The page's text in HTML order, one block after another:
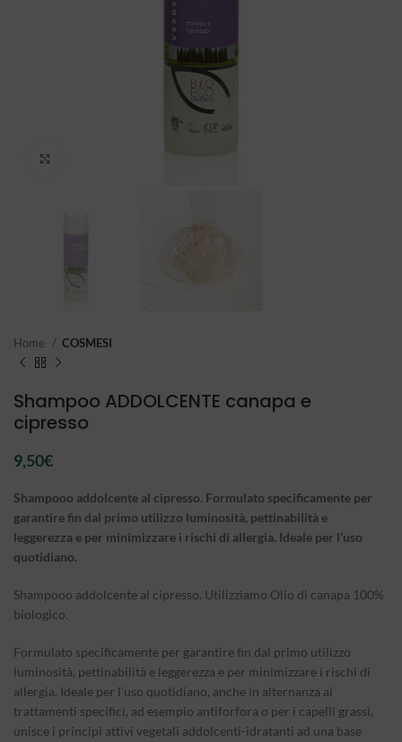
Home COSMESI
Shampoo ADDOLCENTE canapa e
cipresso
9,50€
Shampooo addolcente al cipresso. Formulato specificamente per
garantire fin dal primo utilizzo luminosità, pettinabilità e
leggerezza e per minimizzare i rischi di allergia. Ideale per l’uso
quotidiano.
Shampooo addolcente al cipresso. Utilizziamo Olio di canapa 100%
biologico.
Formulato specificamente per garantire fin dal primo utilizzo
luminosità, pettinabilità e leggerezza e per minimizzare i rischi di
allergia. Ideale per l’uso quotidiano, anche in alternanza ai
trattamenti specifici, ad esempio antiforfora o per i capelli grassi,
unisce i principi attivi vegetali addolcenti-idratanti ad una base